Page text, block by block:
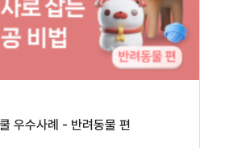
우수사례 - 반려동물 편